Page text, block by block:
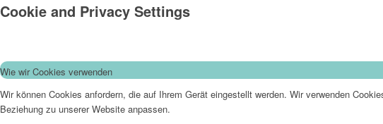
Cookie and Privacy Settings
Wie wir Cookies verwenden
Wir können Cookies anfordern, die auf Ihrem Gerät eingestellt werden. Wir verwenden
Beziehung zu unserer Website anpassen.